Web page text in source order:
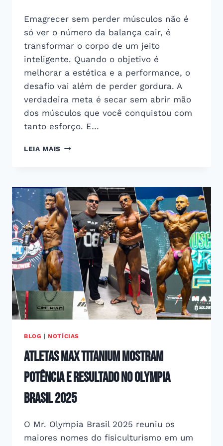
Emagrecer sem perder músculos não é
só ver o número da balança cair, é
transformar o corpo de um jeito
inteligente. Quando o objetivo é
melhorar a estética e a performance, o
desafio vai além de perder gordura. A
verdadeira meta é secar sem abrir mão
dos músculos que você conquistou com
tanto esforço. E…
LEIA MAIS FAÇA
SEM
PERDER
MÚSCULOS
BLOG |NOTÍCIAS
Atletas Max Titanium mostram
potência e resultado no Olympia
Brasil 2025
O Mr. Olympia Brasil 2025 reuniu os
maiores nomes do fisiculturismo em um